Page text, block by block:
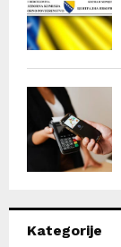
Kategorije